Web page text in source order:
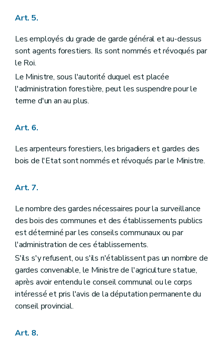
Section 3
Art. 94
Art. 95
Art. 98
Art. 99
Art. 100
Art. 101
Titre X
Art. 104
Art. 105
Art. 106
Art. 108
Art. 109
Art. 111
Art. 112
Art. 113
Art. 114
Art. 115
Art. 116
Art. 117
Art. 118
Art. 119
Titre XI De la procédure en matière de délits commis dans les bois soumis au régime forestier
Section 1
Art. 5.
Les employés du grade de garde général et au-dessus
sont agents forestiers. Ils sont nommés et révoqués par
le Roi.
Le Ministre, sous l'autorité duquel est placée
l'administration forestière, peut les suspendre pour le
terme d'un an au plus.
Art. 6.
Les arpenteurs forestiers, les brigadiers et gardes des
bois de l'Etat sont nommés et révoqués par le Ministre.
Art. 7.
Le nombre des gardes nécessaires pour la surveillance
des bois des communes et des établissements publics
est déterminé par les conseils communaux ou par
l'administration de ces établissements.
S'ils s'y refusent, ou s'ils n'établissent pas un nombre de
gardes convenable, le Ministre de l'agriculture statue,
après avoir entendu le conseil communal ou le corps
intéressé et pris l'avis de la députation permanente du
conseil provincial.
Art. 8.